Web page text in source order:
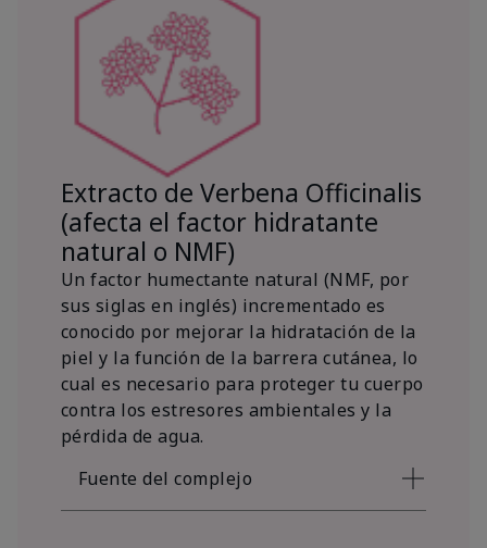
Extracto de Verbena Officinalis
(afecta el factor hidratante
natural o NMF)
Un factor humectante natural (NMF, por
sus siglas en inglés) incrementado es
conocido por mejorar la hidratación de la
piel y la función de la barrera cutánea, lo
cual es necesario para proteger tu cuerpo
contra los estresores ambientales y la
pérdida de agua.
Fuente del complejo